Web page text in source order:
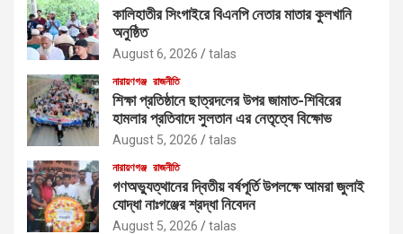
কালিহাতীর সিংগাইরে বিএনপি নেতার মাতার কুলখানি
অনুষ্ঠিত
August 6, 2026 talas
নারায়ণগঞ্জ রাজনীতি
শিক্ষা প্রতিষ্ঠানে ছাত্রদলের উপর জামাত-শিবিরের
হামলার প্রতিবাদে সুলতান এর নেতৃত্বে বিক্ষোভ
August 5, 2026 talas
নারায়ণগঞ্জ রাজনীতি
গণঅভ্যুত্থানের দ্বিতীয় বর্ষপূর্তি উপলক্ষে আমরা জুলাই
যোদ্ধা নাঃগঞ্জের শ্রদ্ধা নিবেদন
August 5, 2026 talas